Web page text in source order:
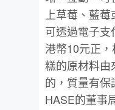
上草莓、藍
可透過電子
港幣10元正，
糕的原材料由
的，質量有保
HASE的董事